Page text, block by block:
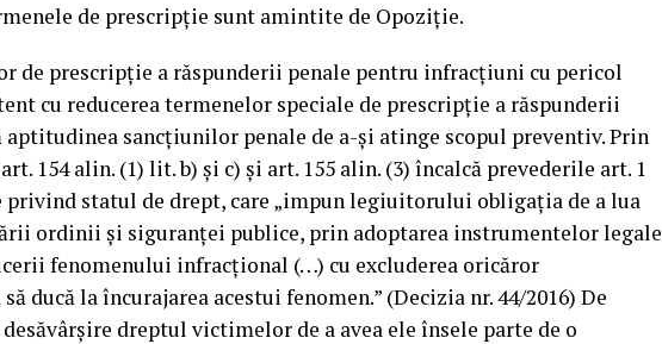
de prescripţie sunt amintite de Opoziţie.
de prescripţie a răspunderii penale pentru infracţiuni cu pericol
cu reducerea termenelor speciale de prescripţie a răspunderii
aptitudinea sancţiunilor penale de a-şi atinge scopul preventiv. Prin
154 alin. (1) lit. b) şi c) şi art. 155 alin. (3) încalcă prevederile art. 1
statul de drept, care „impun legiuitorului obligaţia de a lua
ordinii şi siguranţei publice, prin adoptarea instrumentelor legale
fenomenului infracţional (…) cu excluderea oricăror
ducă la încurajarea acestui fenomen.” (Decizia nr. 44/2016) De
desăvârşire dreptul victimelor de a avea ele însele parte de o